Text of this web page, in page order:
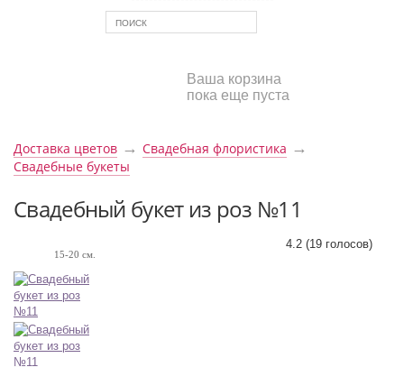
Ваша корзина
пока еще пуста
Доставка цветов → Свадебная флористика →
Свадебные букеты
Свадебный букет из роз №11
4.2 (19 голосов)
15-20 см.